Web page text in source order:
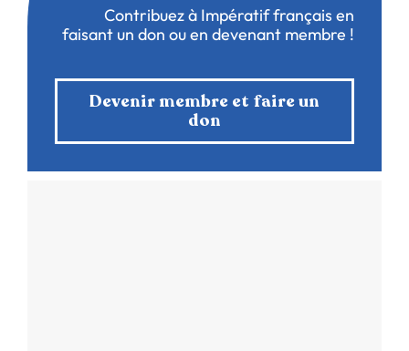
Contribuez à Impératif français en
faisant un don ou en devenant membre !
Devenir membre et faire un
don